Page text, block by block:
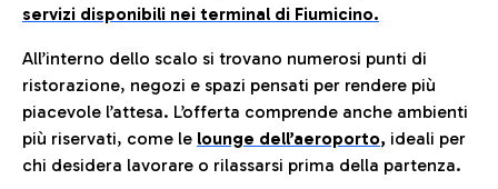
servizi disponibili nei terminal di Fiumicino.
All’interno dello scalo si trovano numerosi punti di
ristorazione, negozi e spazi pensati per rendere più
piacevole l’attesa. L’offerta comprende anche ambienti
più riservati, come le lounge dell’aeroporto, ideali per
chi desidera lavorare o rilassarsi prima della partenza.